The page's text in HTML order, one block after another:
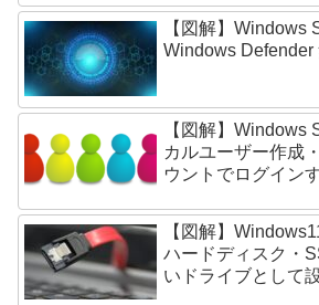
【図解】Windows
Windows Defender
【図解】Windows
カルユーザー作成
ウントでログイン
【図解】
ハードディスク・
いドライブとして